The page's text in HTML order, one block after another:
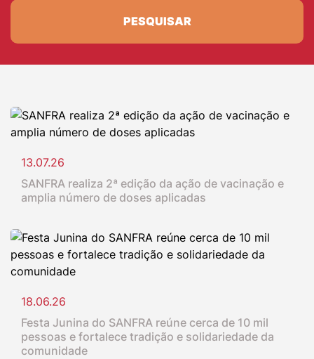
PESQUISAR
13.07.26
SANFRA realiza 2ª edição da ação de vacinação e
amplia número de doses aplicadas
18.06.26
Festa Junina do SANFRA reúne cerca de 10 mil
pessoas e fortalece tradição e solidariedade da
comunidade